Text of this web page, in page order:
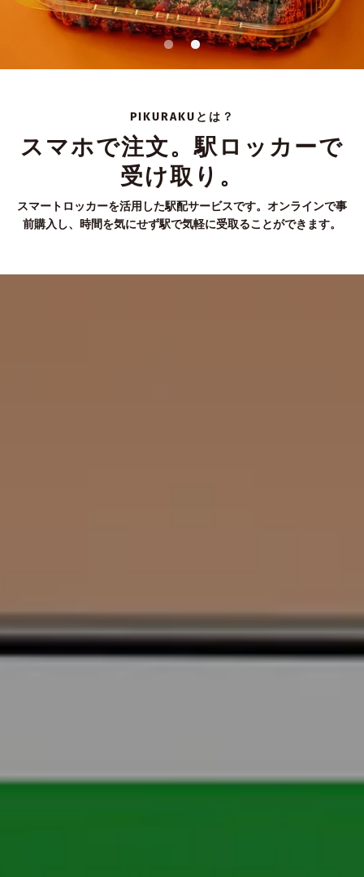
PIKURAKUとは？
スマホで注文。駅ロッカーで
受け取り。
スマートロッカーを活用した駅配サービスです。オンラインで事
前購入し、時間を気にせず駅で気軽に受取ることができます。